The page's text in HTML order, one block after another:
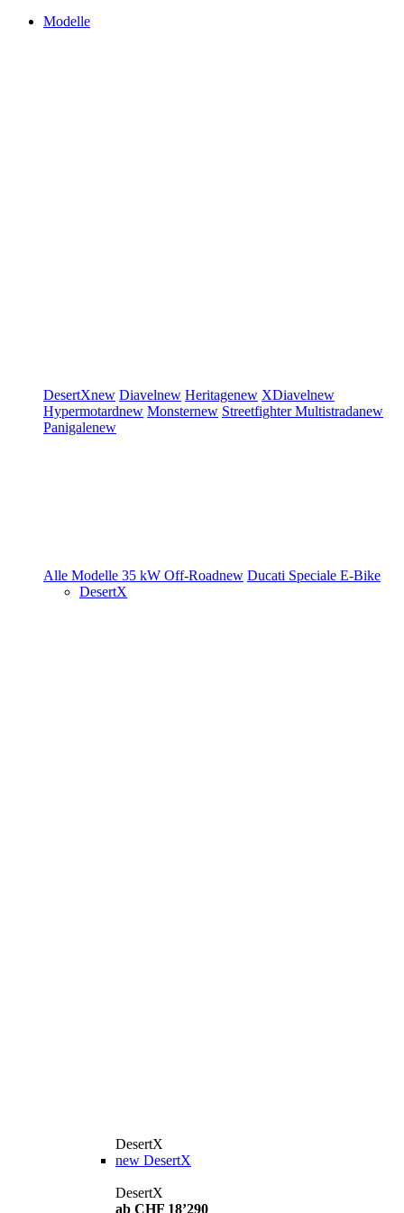
Modelle
DesertXnew Diavelnew Heritagenew XDiavelnew
Hypermotardnew Monsternew StreetfighterMultistradanew
Panigalenew
Alle Modelle 35 kW Off-Roadnew Ducati Speciale E-Bike
DesertX
DesertX
new DesertX
DesertX
ab CHF 18’290